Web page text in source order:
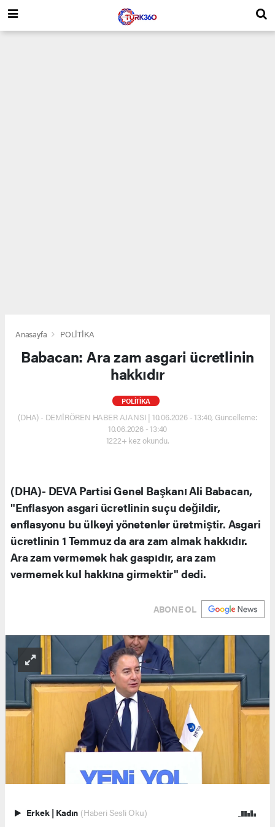
Anasayfa POLİTİKA
Babacan: Ara zam asgari ücretlinin
hakkıdır
POLİTİKA
(DHA) - DEMİRÖREN HABER AJANSI | 10.06.2026 - 13:40, Güncelleme:
10.06.2026 - 13:40
1222+ kez okundu.
(DHA)- DEVA Partisi Genel Başkanı Ali Babacan,
"Enflasyon asgari ücretlinin suçu değildir,
enflasyonu bu ülkeyi yönetenler üretmiştir. Asgari
ücretlinin 1 Temmuz da ara zam almak hakkıdır.
Ara zam vermemek hak gaspıdır, ara zam
vermemek kul hakkına girmektir" dedi.
ABONE OL
Erkek | Kadın (Haberi Sesli Oku)